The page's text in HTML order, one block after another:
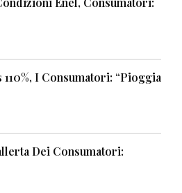
110%, I Consumatori: “Pioggia
Dei Consumatori: